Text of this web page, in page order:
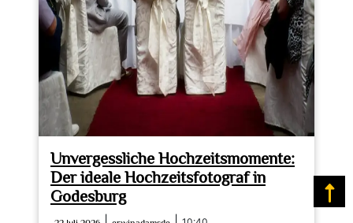
Unvergessliche Hochzeitsmomente:
Der ideale Hochzeitsfotograf in
Godesburg
erwinadamsde